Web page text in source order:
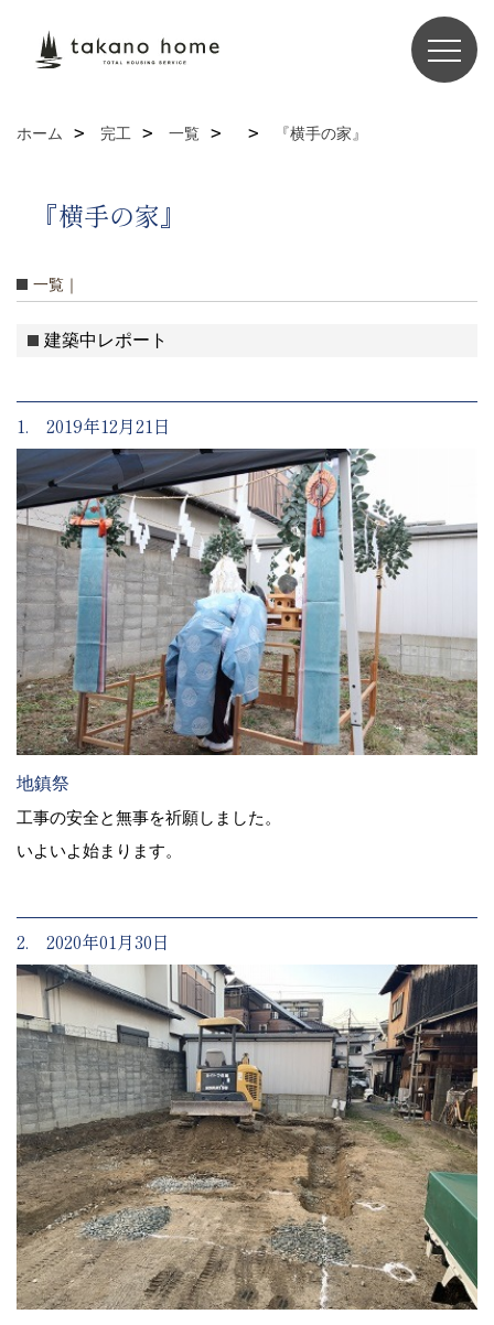
ホーム 完工 一覧 『横手の家』
『横手の家』
一覧｜
建築中レポート
1. 2019年12月21日
地鎮祭
工事の安全と無事を祈願しました。
いよいよ始まります。
2. 2020年01月30日